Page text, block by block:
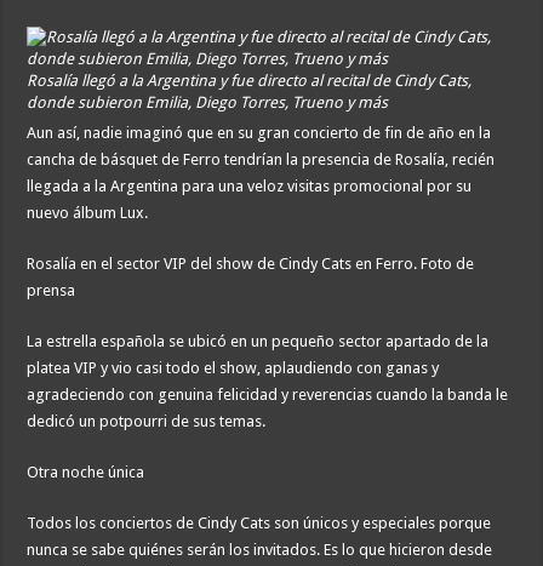
Rosalía llegó a la Argentina y fue directo al recital de Cindy Cats,
donde subieron Emilia, Diego Torres, Trueno y más
Aun así, nadie imaginó que en su gran concierto de fin de año en la
cancha de básquet de Ferro tendrían la presencia de Rosalía, recién
llegada a la Argentina para una veloz visitas promocional por su
nuevo álbum Lux.
Rosalía en el sector VIP del show de Cindy Cats en Ferro. Foto de
prensa
La estrella española se ubicó en un pequeño sector apartado de la
platea VIP y vio casi todo el show, aplaudiendo con ganas y
agradeciendo con genuina felicidad y reverencias cuando la banda le
dedicó un potpourri de sus temas.
Otra noche única
Todos los conciertos de Cindy Cats son únicos y especiales porque
nunca se sabe quiénes serán los invitados. Es lo que hicieron desde